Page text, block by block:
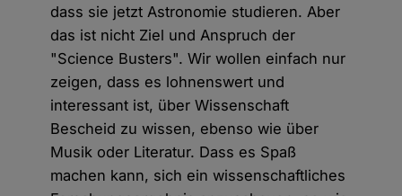
dass sie jetzt Astronomie studieren. Aber
das ist nicht Ziel und Anspruch der
"Science Busters". Wir wollen einfach nur
zeigen, dass es lohnenswert und
interessant ist, über Wissenschaft
Bescheid zu wissen, ebenso wie über
Musik oder Literatur. Dass es Spaß
machen kann, sich ein wissenschaftliches